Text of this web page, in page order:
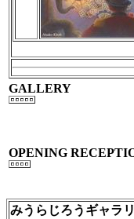
GALLERY
OPENING
みうらじろうギャラ